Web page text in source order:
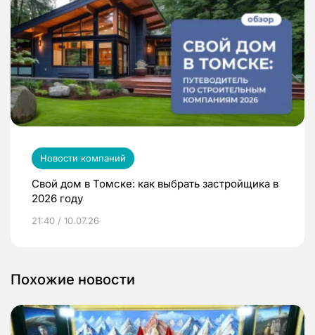
Новости компаний
Свой дом в Томске: как выбрать застройщика в
2026 году
21:40 / 10.07.26
Похожие новости